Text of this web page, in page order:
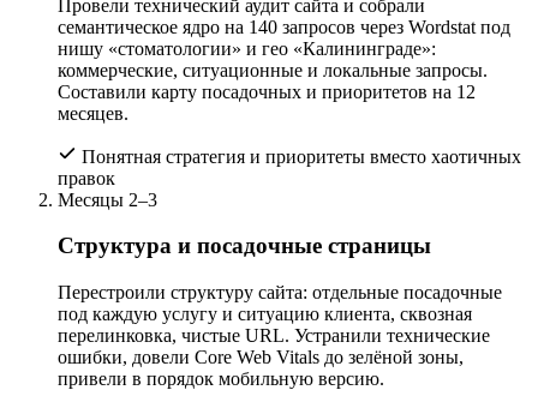
Провели технический аудит сайта и собрали
семантическое ядро на 140 запросов через Wordstat под
нишу «стоматологии» и гео «Калининграде»:
коммерческие, ситуационные и локальные запросы.
Составили карту посадочных и приоритетов на 12
месяцев.
Понятная стратегия и приоритеты вместо хаотичных
правок
Месяцы 2–3
Структура и посадочные страницы
Перестроили структуру сайта: отдельные посадочные
под каждую услугу и ситуацию клиента, сквозная
перелинковка, чистые URL. Устранили технические
ошибки, довели Core Web Vitals до зелёной зоны,
привели в порядок мобильную версию.